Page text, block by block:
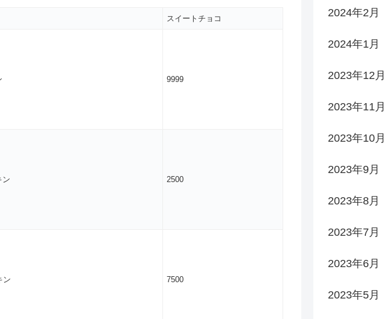
スイートチョコ
9999
ン 2500
ン 7500
2024年2月
2024年1月
2023年12月
2023年11月
2023年10月
2023年9月
2023年8月
2023年7月
2023年6月
2023年5月